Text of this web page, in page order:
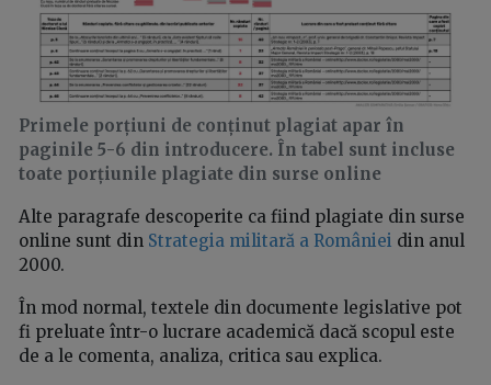
Primele porțiuni de conținut plagiat apar în
paginile 5-6 din introducere. În tabel sunt incluse
toate porțiunile plagiate din surse online
Alte paragrafe descoperite ca fiind plagiate din surse
online sunt din Strategia militară a României din anul
2000.
În mod normal, textele din documente legislative pot
fi preluate într-o lucrare academică dacă scopul este
de a le comenta, analiza, critica sau explica.